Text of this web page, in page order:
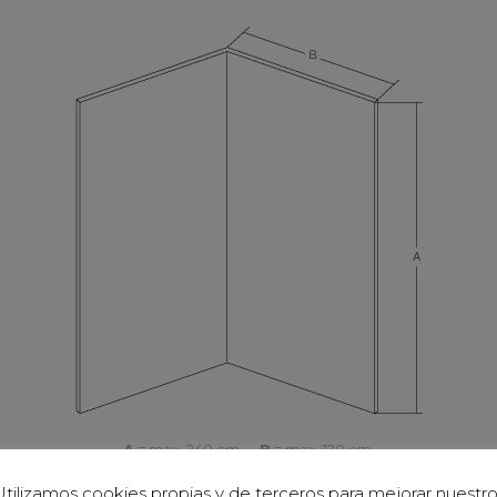
A= max. 240 cm.B= max. 120 cm.